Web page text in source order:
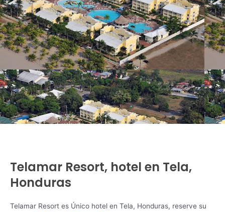
Telamar Resort, hotel en Tela,
Honduras
Telamar Resort es Único hotel en Tela, Honduras, reserve su